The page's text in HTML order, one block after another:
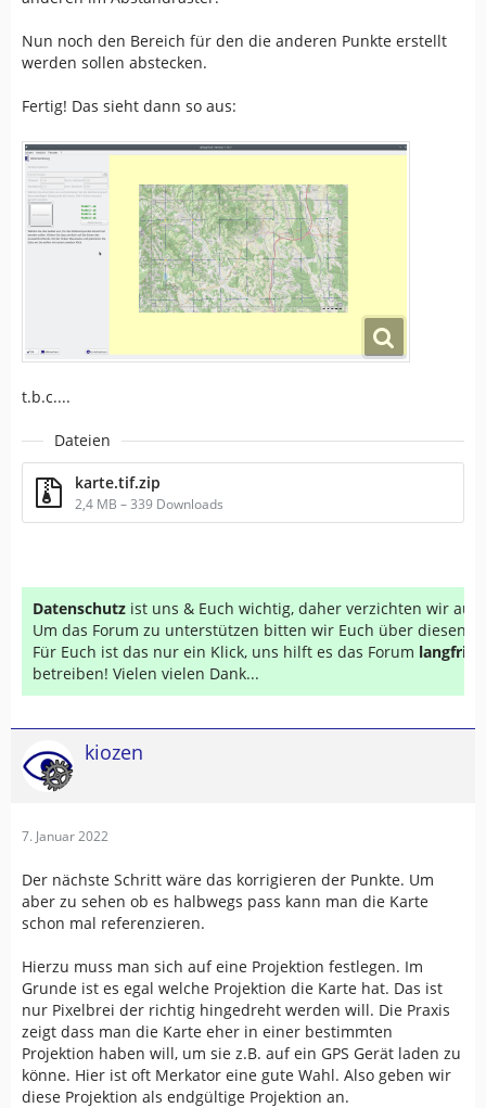
Nun noch den Bereich für den die anderen Punkte erstellt
werden sollen abstecken.
Fertig! Das sieht dann so aus:
t.b.c....
Dateien
karte.tif.zip
2,4 MB – 339 Downloads
Datenschutz ist uns & Euch wichtig, daher verzichten wir auf
Um das Forum zu unterstützen bitten wir Euch über diesen
Für Euch ist das nur ein Klick, uns hilft es das Forum
betreiben! Vielen vielen Dank...
kiozen
7. Januar 2022
Der nächste Schritt wäre das korrigieren der Punkte. Um
aber zu sehen ob es halbwegs pass kann man die Karte
schon mal referenzieren.
Hierzu muss man sich auf eine Projektion festlegen. Im
Grunde ist es egal welche Projektion die Karte hat. Das ist
nur Pixelbrei der richtig hingedreht werden will. Die Praxis
zeigt dass man die Karte eher in einer bestimmten
Projektion haben will, um sie z.B. auf ein GPS Gerät laden zu
könne. Hier ist oft Merkator eine gute Wahl. Also geben wir
diese Projektion als endgültige Projektion an.